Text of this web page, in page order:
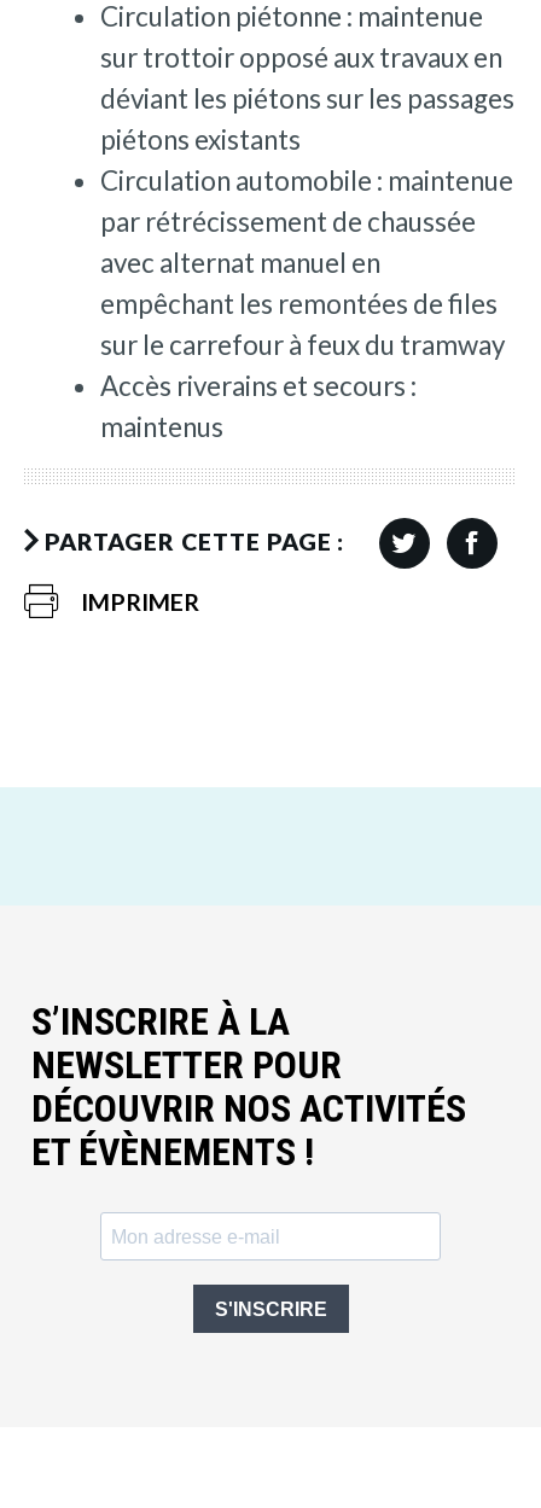
Circulation piétonne : maintenue
sur trottoir opposé aux travaux en
déviant les piétons sur les passages
piétons existants
Circulation automobile : maintenue
par rétrécissement de chaussée
avec alternat manuel en
empêchant les remontées de files
sur le carrefour à feux du tramway
Accès riverains et secours :
maintenus
PARTAGER CETTE PAGE :
IMPRIMER
S’INSCRIRE À LA
NEWSLETTER POUR
DÉCOUVRIR NOS ACTIVITÉS
ET ÉVÈNEMENTS !
S'INSCRIRE